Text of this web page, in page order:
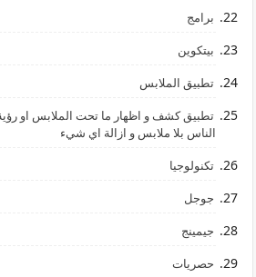
برامج
بيتكوين
تطبيق الملابس
تطبيق كشف و اظهار ما تحت الملابس او
الناس بلا ملابس و ازالة اي شيء
تكنولوجيا
جوجل
جيمينج
حصريات